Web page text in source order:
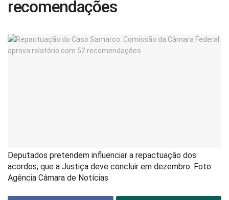
recomendações
Deputados pretendem influenciar a repactuação dos
acordos, que a Justiça deve concluir em dezembro. Foto:
Agência Câmara de Notícias